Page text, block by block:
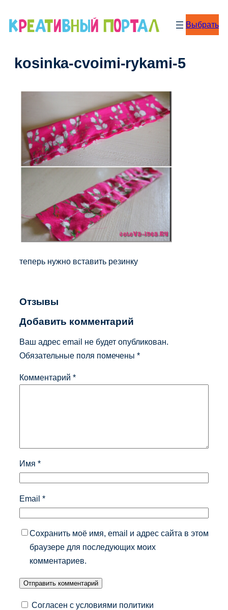
Выбрать
kosinka-cvoimi-rykami-5
теперь нужно вставить резинку
Отзывы
Добавить комментарий
Ваш адрес email не будет опубликован.
Обязательные поля помечены *
Комментарий *
Имя *
Email *
Сохранить моё имя, email и адрес сайта в этом
браузере для последующих моих
комментариев.
Согласен с условиями политики